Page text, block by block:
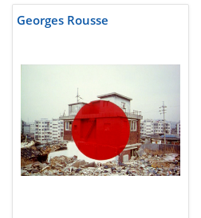
Georges Rousse